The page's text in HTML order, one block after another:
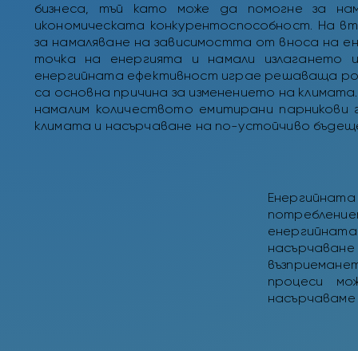
бизнеса, тъй като може да помогне за
икономическата конкурентоспособност. На
за намаляване на зависимостта от вноса на
точка на енергията и намали
енергийната ефективност играе решаваща
са основна причина за изменението на
намалим количеството емитирани
климата и насърчаване на по-устойчиво
процеси